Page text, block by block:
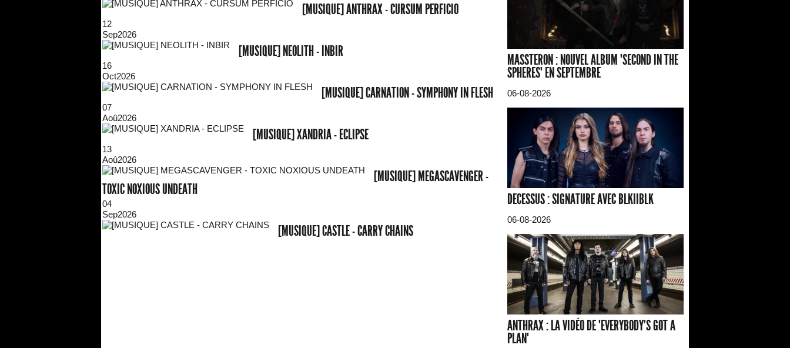
[MUSIQUE] ANTHRAX - CURSUM PERFICIO
12
Sep2026
[MUSIQUE] NEOLITH - INBIR
16
Oct2026
[MUSIQUE] CARNATION - SYMPHONY IN FLESH
07
Aoû2026
[MUSIQUE] XANDRIA - ECLIPSE
13
Aoû2026
[MUSIQUE] MEGASCAVENGER -
TOXIC NOXIOUS UNDEATH
04
Sep2026
[MUSIQUE] CASTLE - CARRY CHAINS
MASSTERON : NOUVEL ALBUM "SECOND IN THE
SPHERES" EN SEPTEMBRE
06-08-2026
DECESSUS : SIGNATURE AVEC BLKIIBLK
06-08-2026
ANTHRAX : LA VIDÉO DE "EVERYBODY'S GOT A
PLAN"